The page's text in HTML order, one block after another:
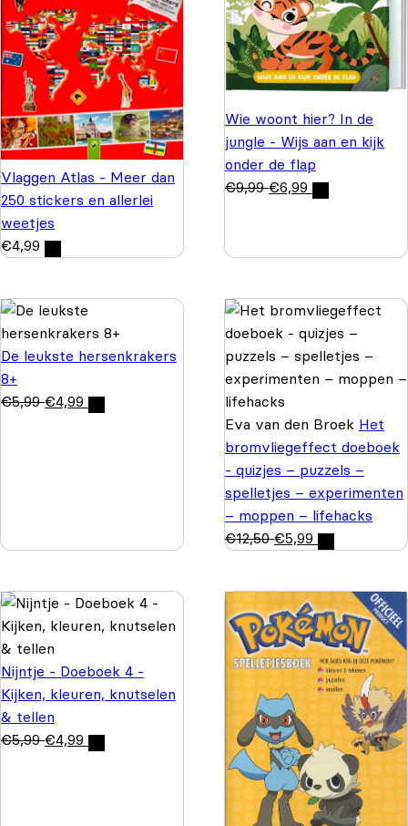
Vlaggen Atlas - Meer dan
250 stickers en allerlei
weetjes
€4,99
Wie woont hier? In de
jungle - Wijs aan en kijk
onder de flap
€9,99 €6,99
De leukste hersenkrakers
8+
€5,99 €4,99
Eva van den Broek Het
bromvliegeffect doeboek
- quizjes – puzzels –
spelletjes – experimenten
– moppen – lifehacks
€12,50 €5,99
Nijntje - Doeboek 4 -
Kijken, kleuren, knutselen
& tellen
€5,99 €4,99